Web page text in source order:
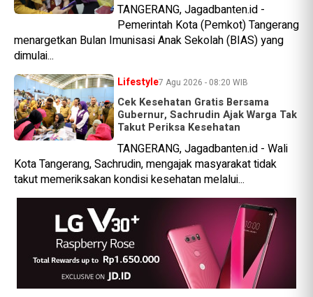
TANGERANG, Jagadbanten.id -
Pemerintah Kota (Pemkot) Tangerang
menargetkan Bulan Imunisasi Anak Sekolah (BIAS) yang
dimulai...
Lifestyle7 Agu 2026 - 08:20 WIB
Cek Kesehatan Gratis Bersama
Gubernur, Sachrudin Ajak Warga Tak
Takut Periksa Kesehatan
TANGERANG, Jagadbanten.id - Wali
Kota Tangerang, Sachrudin, mengajak masyarakat tidak
takut memeriksakan kondisi kesehatan melalui...